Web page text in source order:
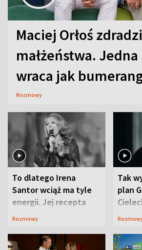
Maciej Orłoś
małżeństwa.
wraca jak
Rozmowy
To dlatego Irena
Santor wciąż ma tyle
energii. Jej recepta
jest zaskakująco
Rozmowy
Tak
plan